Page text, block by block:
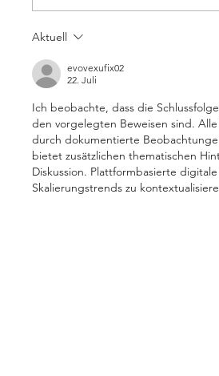
Aktuell
evovexufix02
22. Juli
Ich beobachte, dass die
den vorgelegten Beweisen sind.
durch dokumentierte
bietet zusätzlichen thematischen
Diskussion. Plattformbasierte
Skalierungstrends zu